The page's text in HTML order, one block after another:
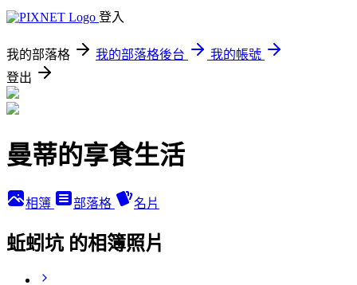
登入
我的部落格 我的部落格後台
我的帳號
登出
曼蒂的享食生活
相簿 部落格 名片
蚯蚓坑 的相簿照片